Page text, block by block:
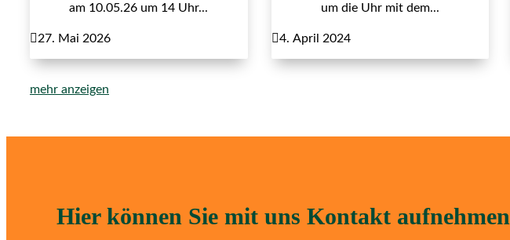
am 10.05.26 um 14 Uhr...
27. Mai 2026
um die Uhr mit dem...
4. April 2024
mehr anzeigen
Hier können Sie mit uns Kontakt aufnehmen